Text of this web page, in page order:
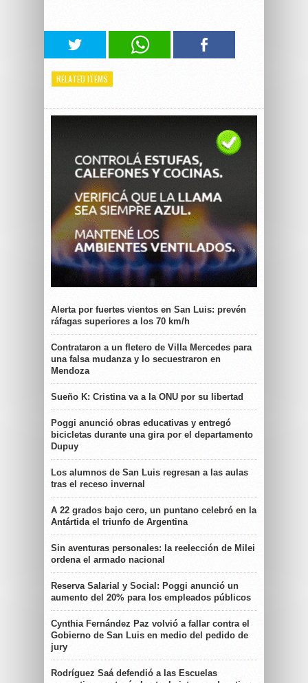
RELATED ITEMS
Alerta por fuertes vientos en San Luis: prevén
ráfagas superiores a los 70 km/h
Contrataron a un fletero de Villa Mercedes para
una falsa mudanza y lo secuestraron en
Mendoza
Sueño K: Cristina va a la ONU por su libertad
Poggi anunció obras educativas y entregó
bicicletas durante una gira por el departamento
Dupuy
Los alumnos de San Luis regresan a las aulas
tras el receso invernal
A 22 grados bajo cero, un puntano celebró en la
Antártida el triunfo de Argentina
Sin aventuras personales: la reelección de Milei
ordena el armado nacional
Reserva Salarial y Social: Poggi anunció un
aumento del 20% para los empleados públicos
Cynthia Fernández Paz volvió a fallar contra el
Gobierno de San Luis en medio del pedido de
jury
Rodríguez Saá defendió a las Escuelas